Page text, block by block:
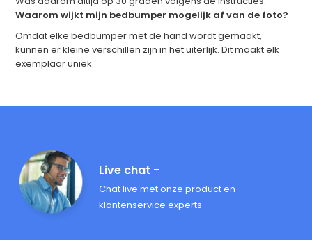
Waarom wijkt mijn bedbumper mogelijk af van de foto?
Omdat elke bedbumper met de hand wordt gemaakt,
kunnen er kleine verschillen zijn in het uiterlijk. Dit maakt elk
exemplaar uniek.
Live chat -
Chat live met onze product en
klantenservice experts